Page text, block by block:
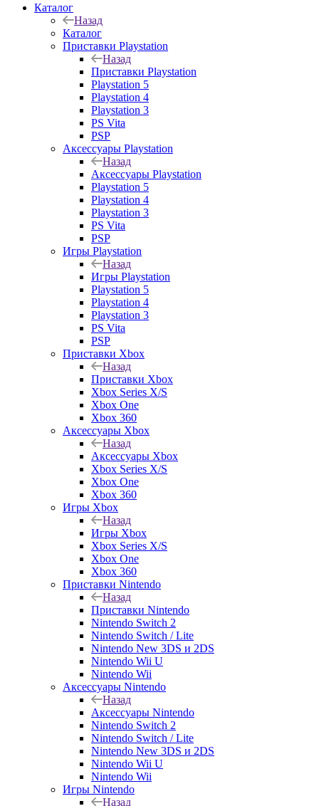
Каталог
Назад
Каталог
Приставки Playstation
Назад
Приставки Playstation
Playstation 5
Playstation 4
Playstation 3
PS Vita
PSP
Аксессуары Playstation
Назад
Аксессуары Playstation
Playstation 5
Playstation 4
Playstation 3
PS Vita
PSP
Игры Playstation
Назад
Игры Playstation
Playstation 5
Playstation 4
Playstation 3
PS Vita
PSP
Приставки Xbox
Назад
Приставки Xbox
Xbox Series X/S
Xbox One
Xbox 360
Аксессуары Xbox
Назад
Аксессуары Xbox
Xbox Series X/S
Xbox One
Xbox 360
Игры Xbox
Назад
Игры Xbox
Xbox Series X/S
Xbox One
Xbox 360
Приставки Nintendo
Назад
Приставки Nintendo
Nintendo Switch 2
Nintendo Switch / Lite
Nintendo New 3DS и 2DS
Nintendo Wii U
Nintendo Wii
Аксессуары Nintendo
Назад
Аксессуары Nintendo
Nintendo Switch 2
Nintendo Switch / Lite
Nintendo New 3DS и 2DS
Nintendo Wii U
Nintendo Wii
Игры Nintendo
Назад